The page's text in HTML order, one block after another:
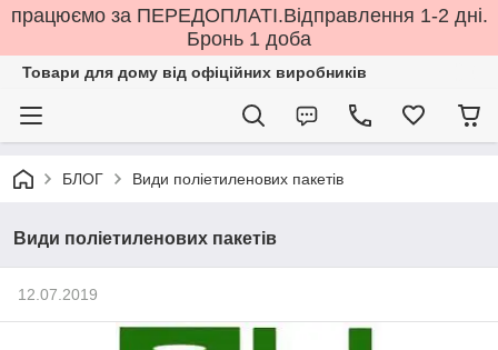
працюємо за ПЕРЕДОПЛАТІ.Відправлення 1-2 дні.
Бронь 1 доба
Товари для дому від офіційних виробників
БЛОГ Види поліетиленових пакетів
Види поліетиленових пакетів
12.07.2019